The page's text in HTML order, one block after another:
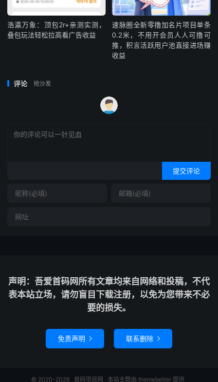
浩瀛万象：顶包2r+亲测实测，
叠包玩法轻松拉高看广告收益
速脉圈全新零撸加名片项目单条
0.2米，不用开会员人人可撸可
推，积言活跃用户池直接进场赚
收益
评论 抢沙发
提交评论
声明：吾爱首码网所有文章均来自网络和投稿，不代
表本站立场，请勿盲目下载注册，以免为您带来不必
要的损失。
免责声明  联系删除 
© 2020-2026 首码项目网 本站主题由 themebetter提供